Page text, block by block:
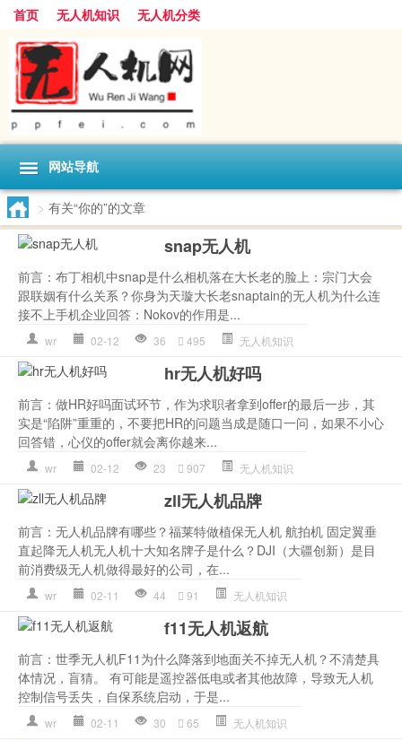
首页 无人机知识 无人机分类
网站导航
> 有关“你的”的文章
snap无人机
前言：布丁相机中snap是什么相机落在大长老的脸上：宗门大会
跟联姻有什么关系？你身为天璇大长老snaptain的无人机为什么连
接不上手机企业回答：Nokov的作用是...
wr 02-12 36 495 无人机知识
hr无人机好吗
前言：做HR好吗面试环节，作为求职者拿到offer的最后一步，其
实是“陷阱”重重的，不要把HR的问题当成是随口一问，如果不小心
回答错，心仪的offer就会离你越来...
wr 02-12 23 907 无人机知识
zll无人机品牌
前言：无人机品牌有哪些？福莱特做植保无人机 航拍机 固定翼垂
直起降无人机无人机十大知名牌子是什么？DJI（大疆创新）是目
前消费级无人机做得最好的公司，在...
wr 02-11 44 91 无人机知识
f11无人机返航
前言：世季无人机F11为什么降落到地面关不掉无人机？不清楚具
体情况，盲猜。 有可能是遥控器低电或者其他故障，导致无人机
控制信号丢失，自保系统启动，于是...
wr 02-11 30 65 无人机知识